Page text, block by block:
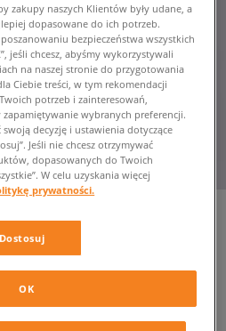
zakupy naszych Klientów były udane, a
dopasowane do ich potrzeb.
bezpieczeństwa wszystkich
jeśli chcesz, abyśmy wykorzystywali
na naszej stronie do przygotowania
Ciebie treści, w tym rekomendacji
potrzeb i zainteresowań,
wybranych preferencji.
decyzję i ustawienia dotyczące
Jeśli nie chcesz otrzymywać
dopasowanych do Twoich
W celu uzyskania więcej
prywatności.
Dostosuj
OK